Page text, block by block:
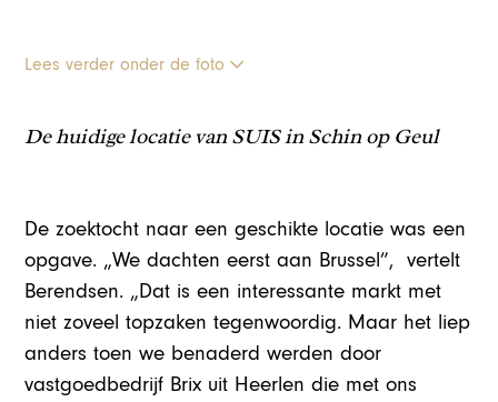
Lees verder onder de foto
De huidige locatie van SUIS in Schin op Geul
De zoektocht naar een geschikte locatie was een
opgave. „We dachten eerst aan Brussel”, vertelt
Berendsen. „Dat is een interessante markt met
niet zoveel topzaken tegenwoordig. Maar het liep
anders toen we benaderd werden door
vastgoedbedrijf Brix uit Heerlen die met ons